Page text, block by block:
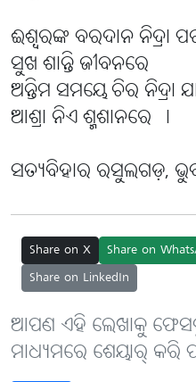
ଈଶ୍ବରଙ୍କ ବରଦାନ ନିଦ୍ରା
ସୁଖ ଶାନ୍ତି ଜୀବନରେ
ଅନ୍ତିମ ସମୟେ ଚିର ନିଦ୍ରା
ଆଶ୍ରା ନିଏ ଶ୍ମଶାନରେ ।
ସତ୍ୟବିହାର ରସୁଲଗଡ଼,
Share on X Share on
Share on LinkedIn
ଆପଣ ଏହି ଲେଖାକୁ
ମାଧ୍ୟମରେ ଶେୟାର୍ କରି